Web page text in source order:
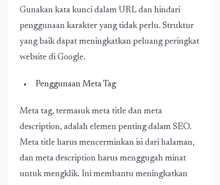
Gunakan kata kunci dalam URL dan hindari
penggunaan karakter yang tidak perlu. Struktur
yang baik dapat meningkatkan peluang peringkat
website di Google.
Penggunaan Meta Tag
Meta tag, termasuk meta title dan meta
description, adalah elemen penting dalam SEO.
Meta title harus mencerminkan isi dari halaman,
dan meta description harus menggugah minat
untuk mengklik. Ini membantu meningkatkan